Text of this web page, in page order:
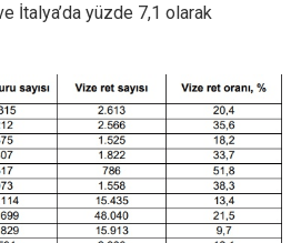
İtalya’da yüzde 7,1 olarak